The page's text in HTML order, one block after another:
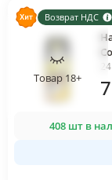
Возврат НДС
Товар 18+
408 шт в